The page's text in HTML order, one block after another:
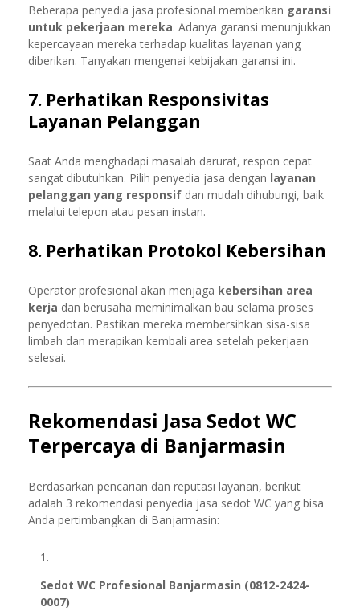
Beberapa penyedia jasa profesional memberikan garansi
untuk pekerjaan mereka. Adanya garansi menunjukkan
kepercayaan mereka terhadap kualitas layanan yang
diberikan. Tanyakan mengenai kebijakan garansi ini.
7. Perhatikan Responsivitas
Layanan Pelanggan
Saat Anda menghadapi masalah darurat, respon cepat
sangat dibutuhkan. Pilih penyedia jasa dengan layanan
pelanggan yang responsif dan mudah dihubungi, baik
melalui telepon atau pesan instan.
8. Perhatikan Protokol Kebersihan
Operator profesional akan menjaga kebersihan area
kerja dan berusaha meminimalkan bau selama proses
penyedotan. Pastikan mereka membersihkan sisa-sisa
limbah dan merapikan kembali area setelah pekerjaan
selesai.
Rekomendasi Jasa Sedot WC
Terpercaya di Banjarmasin
Berdasarkan pencarian dan reputasi layanan, berikut
adalah 3 rekomendasi penyedia jasa sedot WC yang bisa
Anda pertimbangkan di Banjarmasin:
Sedot WC Profesional Banjarmasin (0812-2424-
0007)